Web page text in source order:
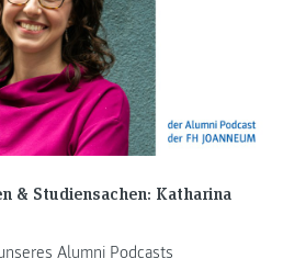
& Studiensachen: Katharina
Alumni Podcasts